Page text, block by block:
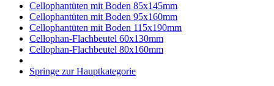
Cellophantüten mit Boden 85x145mm
Cellophantüten mit Boden 95x160mm
Cellophantüten mit Boden 115x190mm
Cellophan-Flachbeutel 60x130mm
Cellophan-Flachbeutel 80x160mm
Springe zur Hauptkategorie